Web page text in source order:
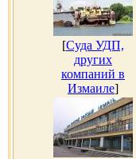
[Суда УДП,
других
компаний в
Измаиле]